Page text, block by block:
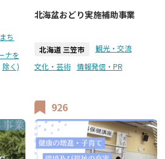
ち
ナを
除く)
北海盆おどり実施補助事業
北海道 三笠市
観光・交流
文化・芸術
情報発信・PR
926